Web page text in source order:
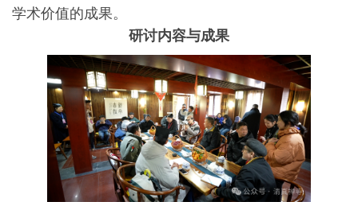
学术价值的成果。
研讨内容与成果